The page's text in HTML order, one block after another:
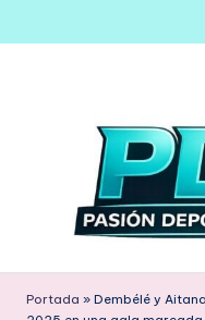
Saltar
Portada » Dembélé y